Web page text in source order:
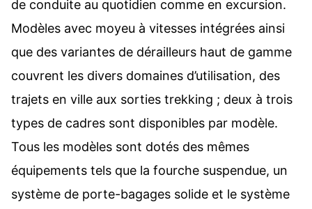
de conduite au quotidien comme en excursion.
Modèles avec moyeu à vitesses intégrées ainsi
que des variantes de dérailleurs haut de gamme
couvrent les divers domaines d’utilisation, des
trajets en ville aux sorties trekking ; deux à trois
types de cadres sont disponibles par modèle.
Tous les modèles sont dotés des mêmes
équipements tels que la fourche suspendue, un
système de porte-bagages solide et le système